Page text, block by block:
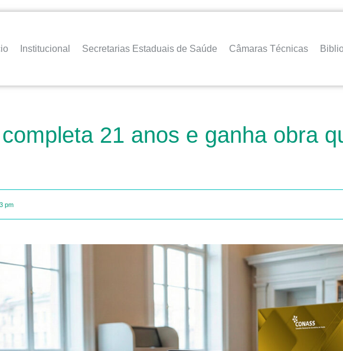
Institucional Secretarias Estaduais de Saúde Câmaras Técnicas
21 anos e ganha obra
pm